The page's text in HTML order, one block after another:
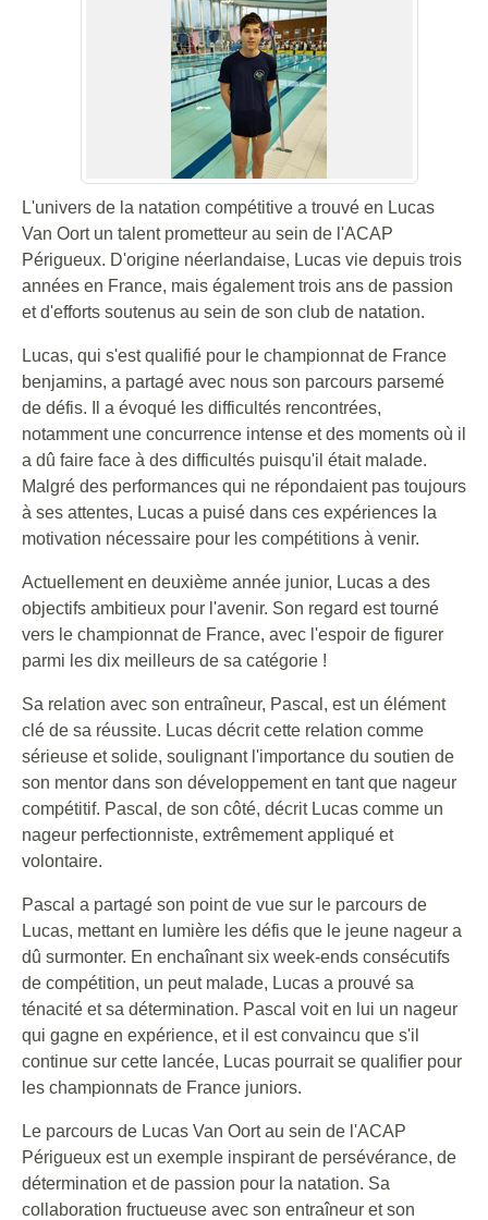
L'univers de la natation compétitive a trouvé en Lucas
Van Oort un talent prometteur au sein de l'ACAP
Périgueux. D'origine néerlandaise, Lucas vie depuis trois
années en France, mais également trois ans de passion
et d'efforts soutenus au sein de son club de natation.
Lucas, qui s'est qualifié pour le championnat de France
benjamins, a partagé avec nous son parcours parsemé
de défis. Il a évoqué les difficultés rencontrées,
notamment une concurrence intense et des moments où il
a dû faire face à des difficultés puisqu'il était malade.
Malgré des performances qui ne répondaient pas toujours
à ses attentes, Lucas a puisé dans ces expériences la
motivation nécessaire pour les compétitions à venir.
Actuellement en deuxième année junior, Lucas a des
objectifs ambitieux pour l'avenir. Son regard est tourné
vers le championnat de France, avec l'espoir de figurer
parmi les dix meilleurs de sa catégorie !
Sa relation avec son entraîneur, Pascal, est un élément
clé de sa réussite. Lucas décrit cette relation comme
sérieuse et solide, soulignant l'importance du soutien de
son mentor dans son développement en tant que nageur
compétitif. Pascal, de son côté, décrit Lucas comme un
nageur perfectionniste, extrêmement appliqué et
volontaire.
Pascal a partagé son point de vue sur le parcours de
Lucas, mettant en lumière les défis que le jeune nageur a
dû surmonter. En enchaînant six week-ends consécutifs
de compétition, un peut malade, Lucas a prouvé sa
ténacité et sa détermination. Pascal voit en lui un nageur
qui gagne en expérience, et il est convaincu que s'il
continue sur cette lancée, Lucas pourrait se qualifier pour
les championnats de France juniors.
Le parcours de Lucas Van Oort au sein de l'ACAP
Périgueux est un exemple inspirant de persévérance, de
détermination et de passion pour la natation. Sa
collaboration fructueuse avec son entraîneur et son